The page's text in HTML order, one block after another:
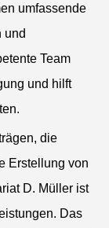
umfassende
und
Team
und hilft
die
Erstellung von
D. Müller ist
Das